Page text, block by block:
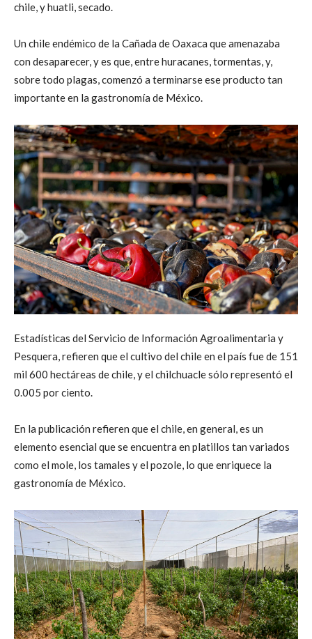
chile, y huatli, secado.
Un chile endémico de la Cañada de Oaxaca que amenazaba
con desaparecer, y es que, entre huracanes, tormentas, y,
sobre todo plagas, comenzó a terminarse ese producto tan
importante en la gastronomía de México.
Estadísticas del Servicio de Información Agroalimentaria y
Pesquera, refieren que el cultivo del chile en el país fue de 151
mil 600 hectáreas de chile, y el chilchuacle sólo representó el
0.005 por ciento.
En la publicación refieren que el chile, en general, es un
elemento esencial que se encuentra en platillos tan variados
como el mole, los tamales y el pozole, lo que enriquece la
gastronomía de México.